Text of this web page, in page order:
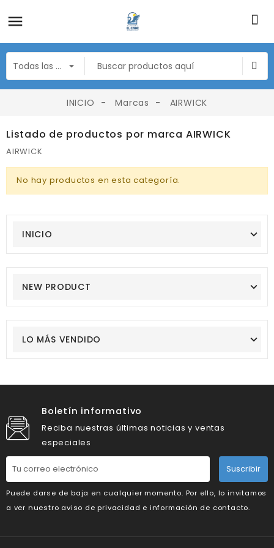
INICIO Marcas AIRWICK
INICIO
NEW PRODUCT
LO MÁS VENDIDO
Listado de productos por marca AIRWICK
AIRWICK
No hay productos en esta categoría.
Boletín informativo
Reciba nuestras últimas noticias y ventas
especiales
Suscribir
Puede darse de baja en cualquier momento. Por ello, lo invitamos
a ver nuestro aviso de privacidad e información de contacto.